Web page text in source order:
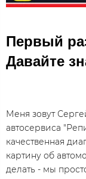
Первый
Давайте
Меня зовут
автосервиса
качественная
картину об
делать - мы